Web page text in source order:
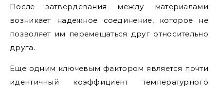
После затвердевания между материалами
возникает надежное соединение, которое не
позволяет им перемещаться друг относительно
друга.
Еще одним ключевым фактором является почти
идентичный коэффициент температурного